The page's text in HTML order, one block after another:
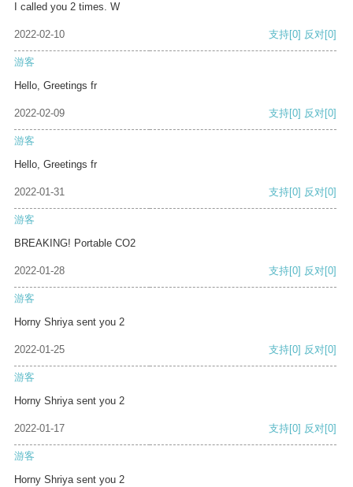
I called you 2 times. W
2022-02-10 支持[0] 反对[0]
游客
Hello, Greetings fr
2022-02-09 支持[0] 反对[0]
游客
Hello, Greetings fr
2022-01-31 支持[0] 反对[0]
游客
BREAKING! Portable CO2
2022-01-28 支持[0] 反对[0]
游客
Horny Shriya sent you 2
2022-01-25 支持[0] 反对[0]
游客
Horny Shriya sent you 2
2022-01-17 支持[0] 反对[0]
游客
Horny Shriya sent you 2